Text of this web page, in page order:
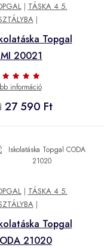
| TÁSKA 4 5.
|
Topgal
20021
információ
27 590 Ft
| TÁSKA 4 5.
|
Topgal
21020